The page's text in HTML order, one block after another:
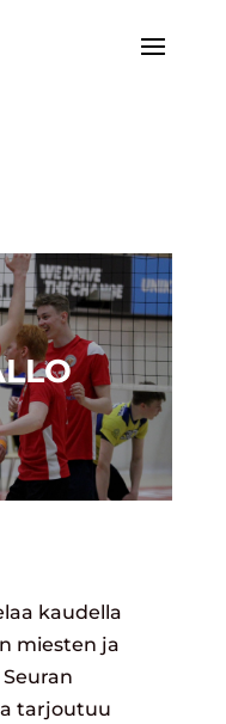
kaudella
miesten ja
tarjoutuu